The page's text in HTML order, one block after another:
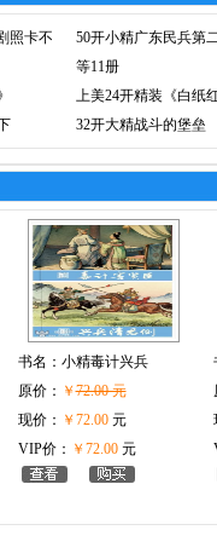
照卡不
50开小精广东民兵第
等11册
上美24开精装《白纸
32开大精战斗的堡垒
书名： 小精毒计兴兵
原价： ￥72.00 元
现价： ￥72.00元
VIP价： ￥72.00元